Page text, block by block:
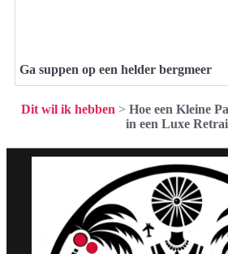
Ga suppen op een helder bergmeer
Dit wil ik hebben > Hoe een Kleine
in een Luxe